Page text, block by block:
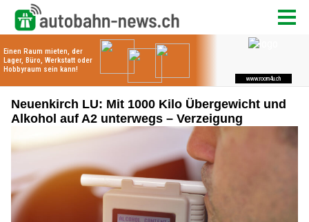
Neuenkirch LU: Mit 1000 Kilo Übergewicht und
Alkohol auf A2 unterwegs – Verzeigung